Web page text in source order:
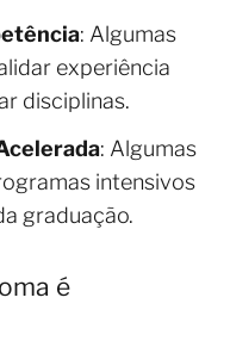
: Algumas
experiência
disciplinas.
: Algumas
intensivos
graduação.
é